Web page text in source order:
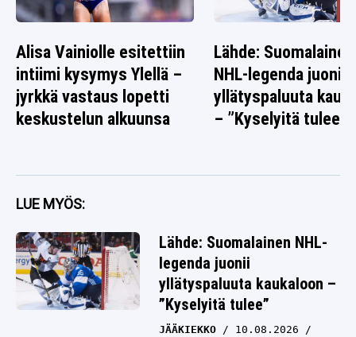
Alisa Vainiolle esitettiin
intiimi kysymys Ylellä –
jyrkkä vastaus lopetti
keskustelun alkuunsa
Lähde: Suomalainen
NHL-legenda juonii
yllätyspaluuta
– ”Kyselyitä tulee”
LUE MYÖS:
Lähde: Suomalainen NHL-
legenda juonii
yllätyspaluuta kaukaloon –
”Kyselyitä tulee”
JÄÄKIEKKO
10.08.2026